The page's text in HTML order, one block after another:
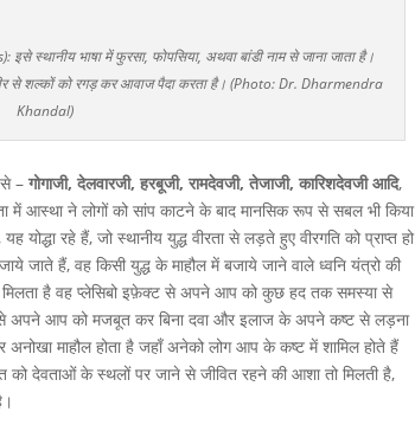
स्थानीय भाषा में फुरसा, फोपसिया, अथवा बांडी नाम से जाना जाता है।
से शल्कों को रगड़ कर आवाज पैदा करता है। (Photo: Dr. Dharmendra
Khandal)
– गोगाजी, देलवारजी, हरबूजी, रामदेवजी, तेजाजी, कारिशदेवजी आदि,
आस्था ने लोगों को सांप काटने के बाद मानसिक रूप से सबल भी किया
रहे हैं, जो स्थानीय युद्ध वीरता से लड़ते हुए वीरगति को प्राप्त हो
जाते हैं, वह किसी युद्ध के माहौल में बजाये जाने वाले ध्वनि यंत्रो की
मिलता है वह प्लेसिबो इफ़ेक्ट से अपने आप को कुछ हद तक समस्या से
अपने आप को मजबूत कर बिना दवा और इलाज के अपने कष्ट से लड़ना
माहौल होता है जहाँ अनेको लोग आप के कष्ट में शामिल होते हैं
को देवताओं के स्थलों पर जाने से जीवित रहने की आशा तो मिलती है,